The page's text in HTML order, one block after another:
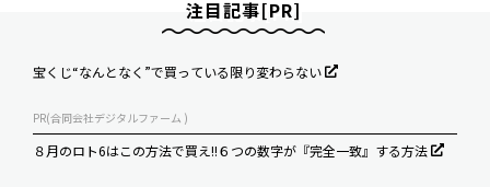
注目記事[PR]
宝くじ“なんとなく”で買っている限り変わらない
PR(合同会社デジタルファーム )
８月のロト6はこの方法で買え!!６つの数字が『完全一致』する方法